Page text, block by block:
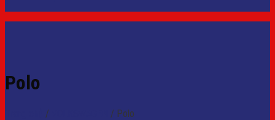
Polo
/ / Polo